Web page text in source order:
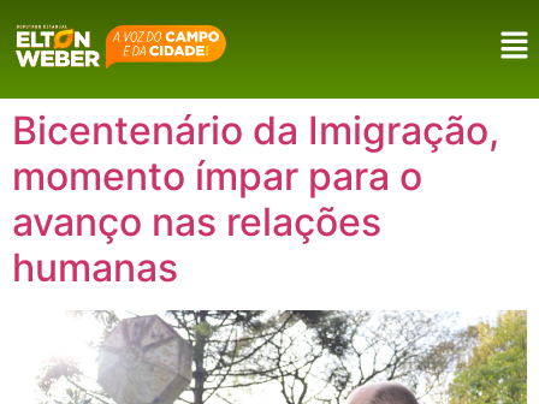
Bicentenário da Imigração,
momento ímpar para o
avanço nas relações
humanas